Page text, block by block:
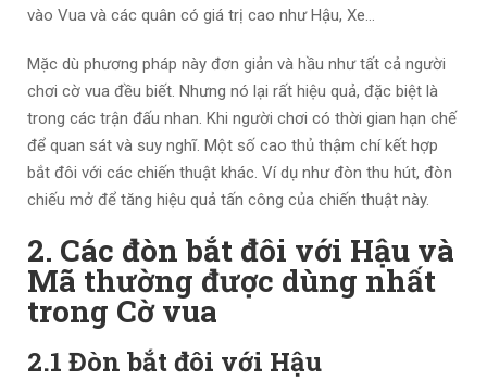
vào Vua và các quân có giá trị cao như Hậu, Xe…
Mặc dù phương pháp này đơn giản và hầu như tất cả người
chơi cờ vua đều biết. Nhưng nó lại rất hiệu quả, đặc biệt là
trong các trận đấu nhan. Khi người chơi có thời gian hạn chế
để quan sát và suy nghĩ. Một số cao thủ thậm chí kết hợp
bắt đôi với các chiến thuật khác. Ví dụ như đòn thu hút, đòn
chiếu mở để tăng hiệu quả tấn công của chiến thuật này.
2. Các đòn bắt đôi với Hậu và
Mã thường được dùng nhất
trong Cờ vua
2.1 Đòn bắt đôi với Hậu